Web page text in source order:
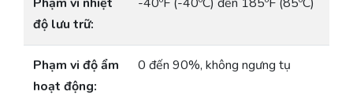
độ lưu trữ:
Phạm vi độ ẩm
hoạt động:
0 đến 90%, không ngưng tụ